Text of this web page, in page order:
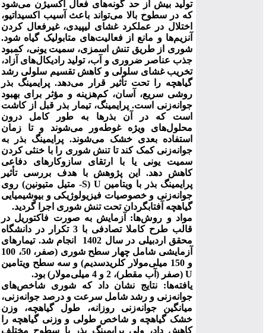
تولید بیش از حد گونه‌های فعال اکسیژن می‌شود
که در سطوح بالا می‌تواند باعث آسیب اکسیداتیو،
اختلال در عملکرد غشای لیپیدی، غیرفعال کردن
آنزیم‌ها و مانع از فعالیت‌های متابولیک گیاه شود.
شوری از طریقتنش اسمزی، سمیت یونی،کمبود
جذب عناصر ضروری و آب، تولیدرادیکال‌های آزاد،
تخریب غشای سلولی و کاهش تقسیم سلولیرشد
گیاهچه را تحت تأثیر قرار می‌دهد. پرایمینگ بذر
روشی سریع، آسان، کم‌هزینه و مؤثر برای بهبود
جوانه‌زنی است. پرایمینگ، تیمار بذر قبل از کاشت
است که در آن بذرها به طور کامل درون
محلول‌های ویژه غوطه‌ور می‌شوند و تا زمان
استفاده بعدی خشک می‌شوند. پرایمینگ بذر به
جوانه‌زنی کمک کند تا تنش شوری را با خنثی کردن
سمیت یونی یا با ارتقای سازوکار‌های دفاعی
کاهش دهد.این پژوهش با هدفبررسی تأثیر
پرایمینگ بذر با ویتامین U
(
S- متیل متیونین) روی
جوانه‌زنی و خصوصیات فیزیولوژیکی و بیوشیمیایی
گیاهچه آفتابگردان تحت تنش شوری اجرا گردید.
مواد و روش‌ها: آزمایش به صورت فاکتوریل در
قالب طرح کاملا تصادفی با 3 تکرار در دانشگاه
محقق اردبیلی در سال 1402 انجام شد.
تیمارهای
آزمایشی شامل چهار سطح شوری (صفر، 50، 100
و 150 میلی‌مولار کلریدسدیم) و
سه سطح ویتامین
U(صفر (آب مقطر)، 2 و 4 میلی‌مولار)
بود.
یافته‌ها: نتایج نشان داد
که شوری شاخص‌های
جوانه‌زنی و رشد شامل سرعت و درصد جوانه‌زنی،
میانگین جوانه‌زنی روزانه، طول گیاهچه، وزن
خشک گیاهچه و شاخص طولی و وزنی گیاهچه را
کاهش داد، ولی پرایمینگ بذر با سطوح مختلف